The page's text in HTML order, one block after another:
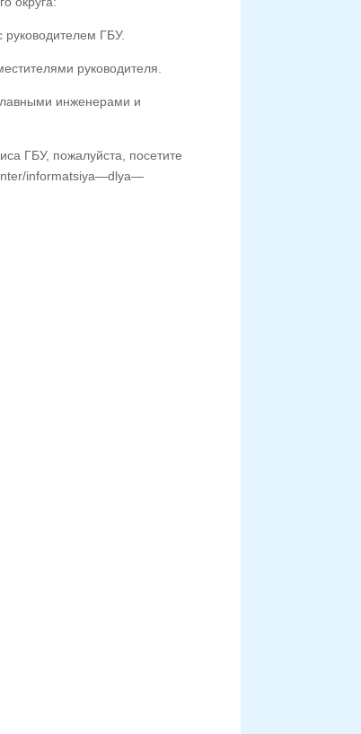
ГБУ.
руководителя.
инженерами и
ГБУ, пожалуйста, посетите
/informatsiya—dlya—